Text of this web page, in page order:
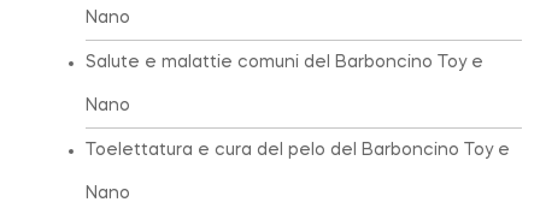
Nano
Salute e malattie comuni del Barboncino Toy e
Nano
Toelettatura e cura del pelo del Barboncino Toy e
Nano